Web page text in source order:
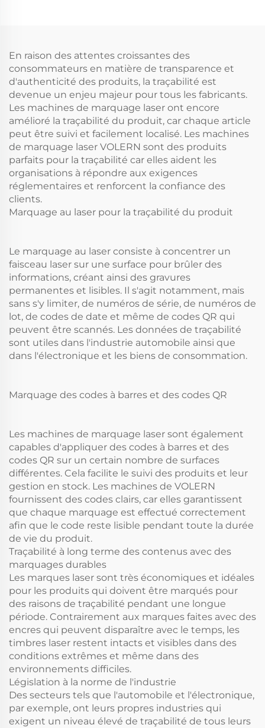
En raison des attentes croissantes des
consommateurs en matière de transparence et
d'authenticité des produits, la traçabilité est
devenue un enjeu majeur pour tous les fabricants.
Les machines de marquage laser ont encore
amélioré la traçabilité du produit, car chaque article
peut être suivi et facilement localisé. Les machines
de marquage laser VOLERN sont des produits
parfaits pour la traçabilité car elles aident les
organisations à répondre aux exigences
réglementaires et renforcent la confiance des
clients.
Marquage au laser pour la traçabilité du produit
Le marquage au laser consiste à concentrer un
faisceau laser sur une surface pour brûler des
informations, créant ainsi des gravures
permanentes et lisibles. Il s'agit notamment, mais
sans s'y limiter, de numéros de série, de numéros de
lot, de codes de date et même de codes QR qui
peuvent être scannés. Les données de traçabilité
sont utiles dans l'industrie automobile ainsi que
dans l'électronique et les biens de consommation.
Marquage des codes à barres et des codes QR
Les machines de marquage laser sont également
capables d'appliquer des codes à barres et des
codes QR sur un certain nombre de surfaces
différentes. Cela facilite le suivi des produits et leur
gestion en stock. Les machines de VOLERN
fournissent des codes clairs, car elles garantissent
que chaque marquage est effectué correctement
afin que le code reste lisible pendant toute la durée
de vie du produit.
Traçabilité à long terme des contenus avec des
marquages durables
Les marques laser sont très économiques et idéales
pour les produits qui doivent être marqués pour
des raisons de traçabilité pendant une longue
période. Contrairement aux marques faites avec des
encres qui peuvent disparaître avec le temps, les
timbres laser restent intacts et visibles dans des
conditions extrêmes et même dans des
environnements difficiles.
Législation à la norme de l'industrie
Des secteurs tels que l'automobile et l'électronique,
par exemple, ont leurs propres industries qui
exigent un niveau élevé de traçabilité de tous leurs